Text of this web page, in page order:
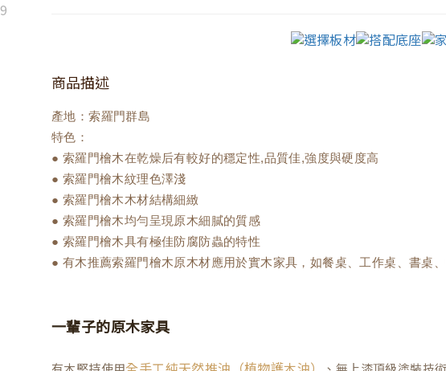
9
商品描述
產地：索羅門群島
特色：
● 索羅門檜木在乾燥后有較好的穩定性,品質佳,強度與硬度高
● 索羅門檜木紋理色澤淺
● 索羅門檜木木材結構細緻
● 索羅門檜木均勻呈現原木細膩的質感
● 索羅門檜木具有極佳防腐防蟲的特性
● 有木推薦索羅門檜木原木材應用於實木家具，如餐桌、工作桌、書桌
一輩子的原木家具